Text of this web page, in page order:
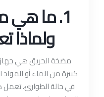
1. ما هي
ولماذا
مضخة الحريق هي
كبيرة من الماء أو
في حالة الطوارئ.